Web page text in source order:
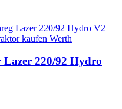
Lazer 220/92 Hydro